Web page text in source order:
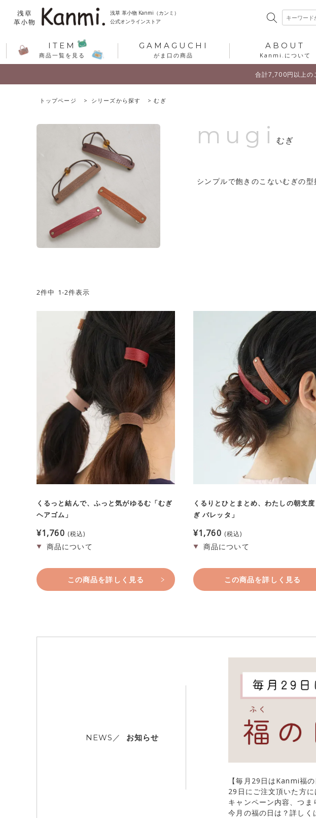
浅草 革小物 Kanmi（カンミ）
公式オンラインストア
ITEM
商品一覧を見る
GAMAGUCHI
がま口の商品
ABOUT
Kanmi.について
合計7,700円以上の
トップページ シリーズから探す むぎ
mugi むぎ
シンプルで飽きのこないむぎの
2件中 1-2件表示
くるっと結んで、ふっと気がゆるむ「むぎ
ヘアゴム」
¥1,760 税込
この商品を詳しく見る
くるりとひとまとめ、わたしの朝支
ぎ バレッタ」
¥1,760 税込
この商品を詳しく見る
NEWS／ お知らせ
【毎月29日はKanmi福の
29日にご注文頂いた方
キャンペーン内容、つ
今月の福の日は？詳しく